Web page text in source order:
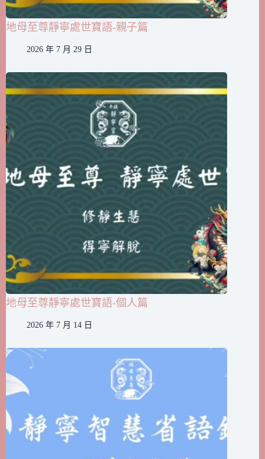
地母至尊靜寧處世寶語-親子篇
2026 年 7 月 29 日
地母至尊靜寧處世寶語-個人篇
2026 年 7 月 14 日